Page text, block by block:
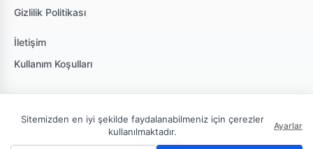
Gizlilik Politikası
İletişim
Kullanım Koşulları
Sitemizden en iyi şekilde faydalanabilmeniz için çerezler
kullanılmaktadır.
Ayarlar